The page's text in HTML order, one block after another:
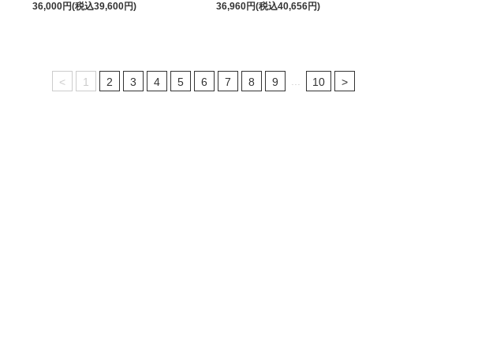
36,000円(税込39,600円)
36,960円(税込40,656円)
< 1 2 3 4 5 6 7 8 9 10 >